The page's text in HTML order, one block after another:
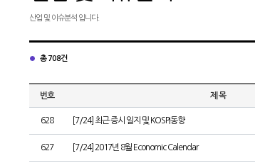
산업 및 이슈분석 입니다.
총 708건
번호 제 목
628 [7/24] 최근 증시 일지 및 KOSPI동향
627 [7/24] 2017년 8월 Economic Calendar